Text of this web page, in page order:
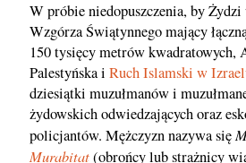
W próbie niedopuszczenia, by
Wzgórza Świątynnego mający
150 tysięcy metrów kwadratowych,
Palestyńska i Ruch Islamski w
dziesiątki muzułmanów i
żydowskich odwiedzających oraz
policjantów. Mężczyzn nazywa się
Murabitat(obrońcy lub strażnicy